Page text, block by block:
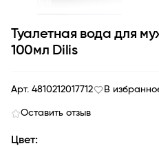
Туалетная вода для
100мл Dilis
Арт. 4810212017712 В
Оставить отзыв
Цвет: